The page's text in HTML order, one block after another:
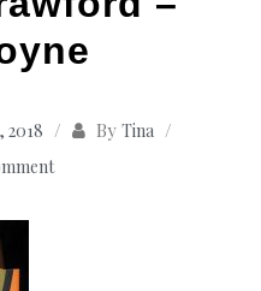
2018 By Tina